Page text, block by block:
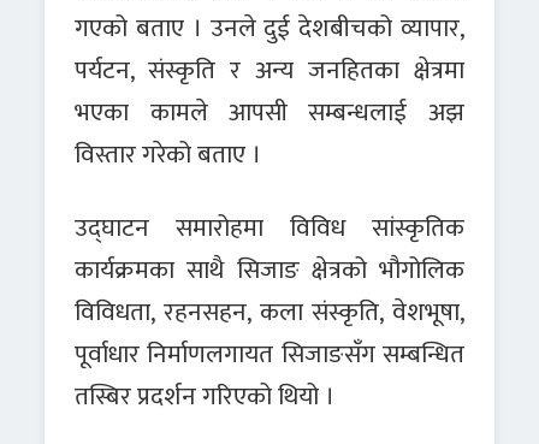
गएको बताए । उनले दुई देशबीचको व्यापार,
पर्यटन, संस्कृति र अन्य जनहितका क्षेत्रमा
भएका कामले आपसी सम्बन्धलाई अझ
विस्तार गरेको बताए ।
उद्घाटन समारोहमा विविध सांस्कृतिक
कार्यक्रमका साथै सिजाङ क्षेत्रको भौगोलिक
विविधता, रहनसहन, कला संस्कृति, वेशभूषा,
पूर्वाधार निर्माणलगायत सिजाङसँग सम्बन्धित
तस्बिर प्रदर्शन गरिएको थियो ।